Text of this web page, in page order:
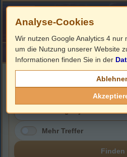
HOME ImpressumLinks
Norman Golightly
Mehr Treffer
Finden
Analyse-Cookies
Wir nutzen Google Analytics 4 nur
um die Nutzung unserer Website
Informationen finden Sie in der